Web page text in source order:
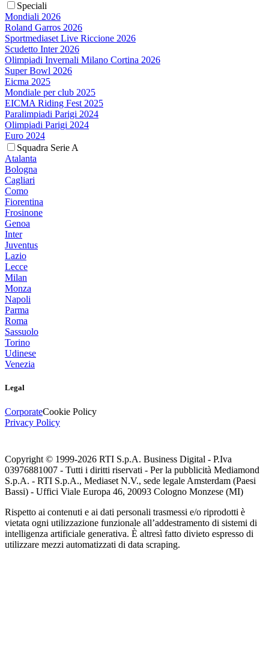
Speciali
Mondiali 2026
Roland Garros 2026
Sportmediaset Live Riccione 2026
Scudetto Inter 2026
Olimpiadi Invernali Milano Cortina 2026
Super Bowl 2026
Eicma 2025
Mondiale per club 2025
EICMA Riding Fest 2025
Paralimpiadi Parigi 2024
Olimpiadi Parigi 2024
Euro 2024
Squadra Serie A
Atalanta
Bologna
Cagliari
Como
Fiorentina
Frosinone
Genoa
Inter
Juventus
Lazio
Lecce
Milan
Monza
Napoli
Parma
Roma
Sassuolo
Torino
Udinese
Venezia
Legal
CorporateCookie Policy
Privacy Policy
Copyright © 1999-2026 RTI S.p.A. Business Digital - P.Iva
03976881007 - Tutti i diritti riservati - Per la pubblicità Mediamond
S.p.A. - RTI S.p.A., Mediaset N.V., sede legale Amsterdam (Paesi
Bassi) - Uffici Viale Europa 46, 20093 Cologno Monzese (MI)
Rispetto ai contenuti e ai dati personali trasmessi e/o riprodotti è
vietata ogni utilizzazione funzionale all’addestramento di sistemi di
intelligenza artificiale generativa. È altresì fatto divieto espresso di
utilizzare mezzi automatizzati di data scraping.